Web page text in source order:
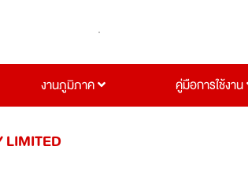
งานภูมิภาค คู่มือการใช้งาน
LIMITED